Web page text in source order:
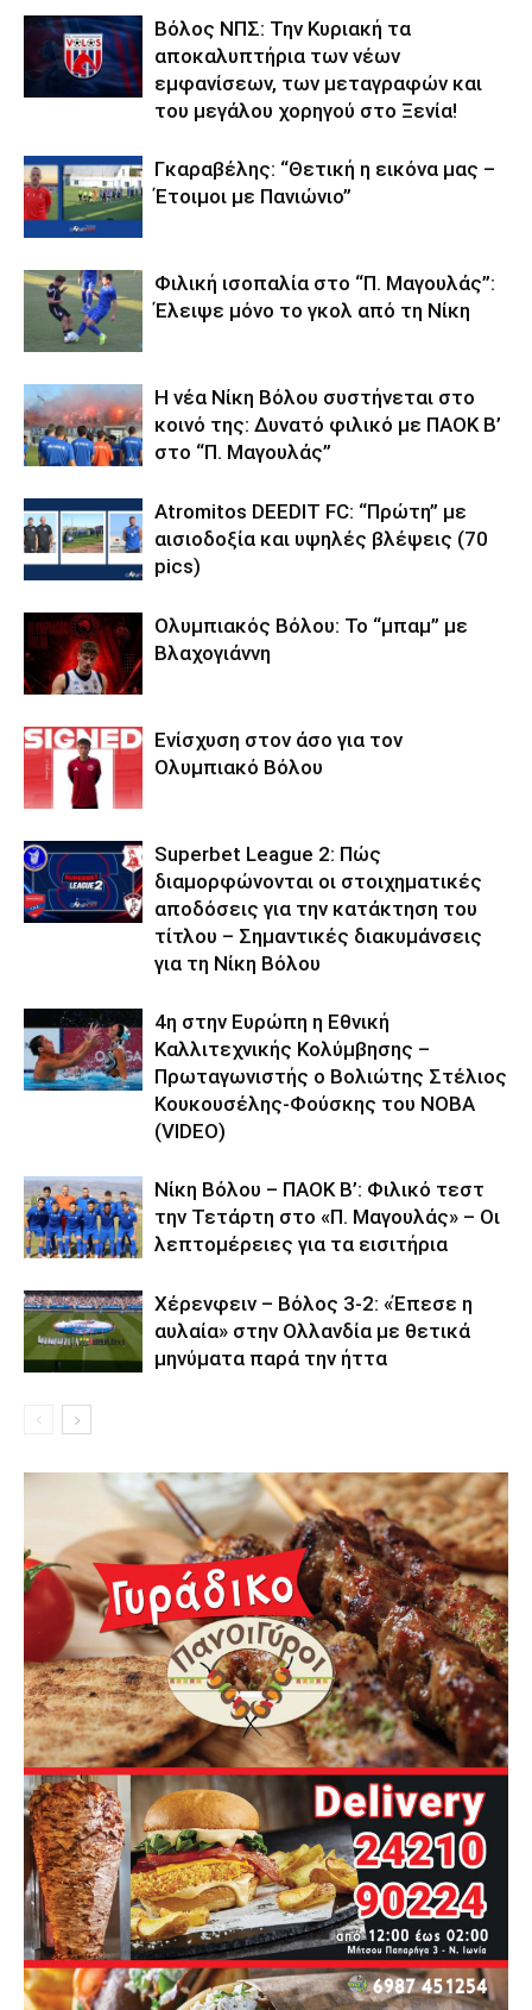
Βόλος ΝΠΣ: Την Κυριακή τα
αποκαλυπτήρια των νέων
εμφανίσεων, των μεταγραφών και
του μεγάλου χορηγού στο Ξενία!
Γκαραβέλης: “Θετική η εικόνα μας –
Έτοιμοι με Πανιώνιο”
Φιλική ισοπαλία στο “Π. Μαγουλάς”:
Έλειψε μόνο το γκολ από τη Νίκη
Η νέα Νίκη Βόλου συστήνεται στο
κοινό της: Δυνατό φιλικό με ΠΑΟΚ Β’
στο “Π. Μαγουλάς”
Atromitos DEEDIT FC: “Πρώτη” με
αισιοδοξία και υψηλές βλέψεις (70
pics)
Ολυμπιακός Βόλου: Το “μπαμ” με
Βλαχογιάννη
Ενίσχυση στον άσο για τον
Ολυμπιακό Βόλου
Superbet League 2: Πώς
διαμορφώνονται οι στοιχηματικές
αποδόσεις για την κατάκτηση του
τίτλου – Σημαντικές διακυμάνσεις
για τη Νίκη Βόλου
4η στην Ευρώπη η Εθνική
Καλλιτεχνικής Κολύμβησης –
Πρωταγωνιστής ο Βολιώτης Στέλιος
Κουκουσέλης-Φούσκης του ΝΟΒΑ
(VIDEO)
Νίκη Βόλου – ΠΑΟΚ Β’: Φιλικό τεστ
την Τετάρτη στο «Π. Μαγουλάς» – Οι
λεπτομέρειες για τα εισιτήρια
Χέρενφειν – Βόλος 3-2: «Έπεσε η
αυλαία» στην Ολλανδία με θετικά
μηνύματα παρά την ήττα